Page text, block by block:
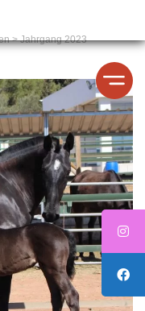
>Jahrgang 2023